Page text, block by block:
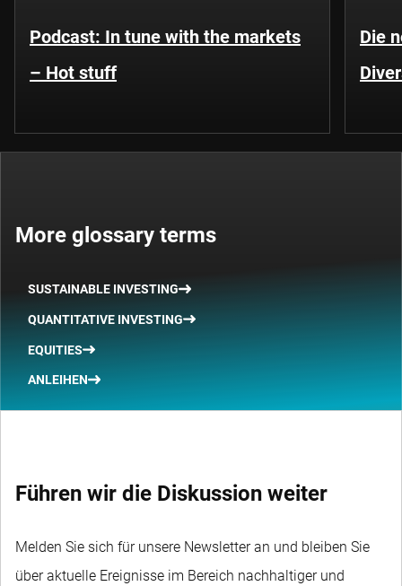
Podcast: In tune with the markets
– Hot stuff
Die
More glossary terms
SUSTAINABLE INVESTING
QUANTITATIVE INVESTING
EQUITIES
ANLEIHEN
Führen wir die Diskussion weiter
Melden Sie sich für unsere Newsletter an und bleiben Sie
über aktuelle Ereignisse im Bereich nachhaltiger und